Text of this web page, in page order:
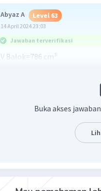
Abyaz A Level 63
14 April 2024 23:03
Jawaban terverifikasi
V Balok=786 cm³
L P Limas = Jumlah luas sisi
=64(√10+1) ------> c
Buka akses